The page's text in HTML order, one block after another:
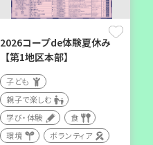
西宮市
野菜を食べよう！ベジ活キ
ャンペーン【第２地区】
子ども
親子で楽しむ
学び・体験
食
2026コープde体験夏休み
【第1地区本部】
子ども
親子で楽しむ
学び・体験
食
環境
ボランティア